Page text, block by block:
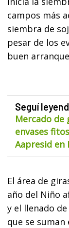
campos más
siembra de
pesar de los
buen
Seguí
Mercado de
envases
Aapresid en
El área de
año del Niño
y el llenado
que se